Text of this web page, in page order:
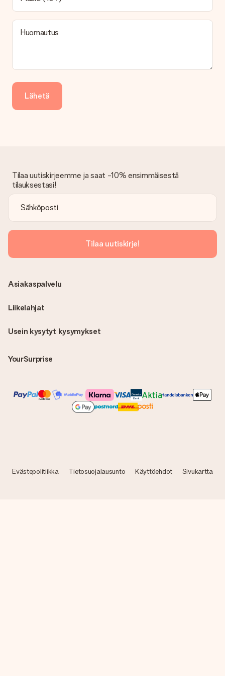
Huomautus
Lähetä
Tilaa uutiskirjeemme ja saat -10% ensimmäisestä
tilauksestasi!
Tilaa uutiskirje!
Usein kysytyt kysymykset
YourSurprise
Asiakaspalvelu
Liikelahjat
Evästepolitiikka Tietosuojalausunto Käyttöehdot Sivukartta